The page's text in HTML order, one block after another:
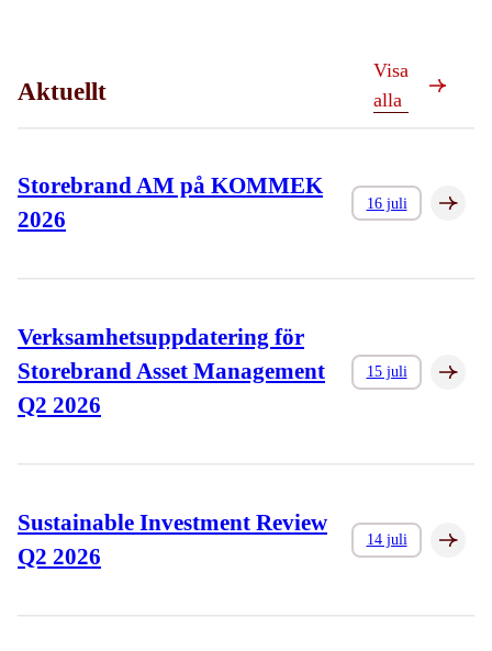
Aktuellt
Visa
alla
Storebrand AM på KOMMEK
2026
16 juli
Verksamhetsuppdatering för
Storebrand Asset Management
Q2 2026
15 juli
Sustainable Investment Review
Q2 2026
14 juli